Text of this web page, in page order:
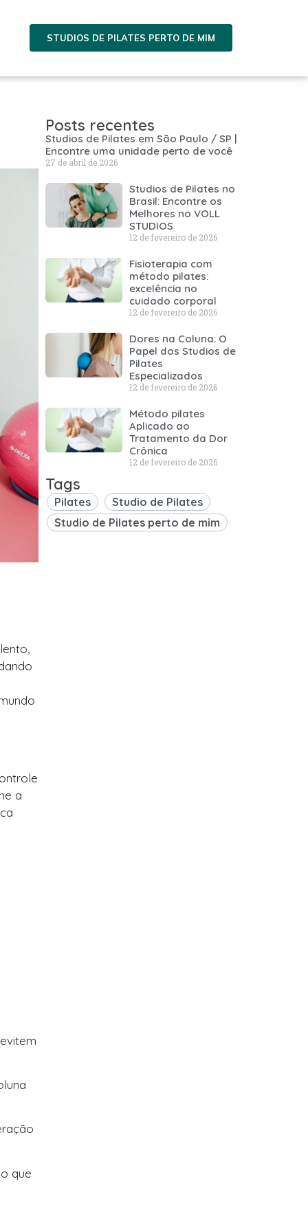
STUDIOS DE PILATES PERTO DE MIM
a
que
Posts recentes
Studios de Pilates em São Paulo / SP |
Encontre uma unidade perto de você
27 de abril de 2026
Studios de Pilates no
Brasil: Encontre os
Melhores no VOLL
STUDIOS
12 de fevereiro de 2026
Fisioterapia com
método pilates:
excelência no
cuidado corporal
12 de fevereiro de 2026
Dores na Coluna: O
Papel dos Studios de
Pilates
Especializados
12 de fevereiro de 2026
Método pilates
Aplicado ao
Tratamento da Dor
Crônica
12 de fevereiro de 2026
Tags
Pilates
Studio de Pilates
Studio de Pilates perto de mim